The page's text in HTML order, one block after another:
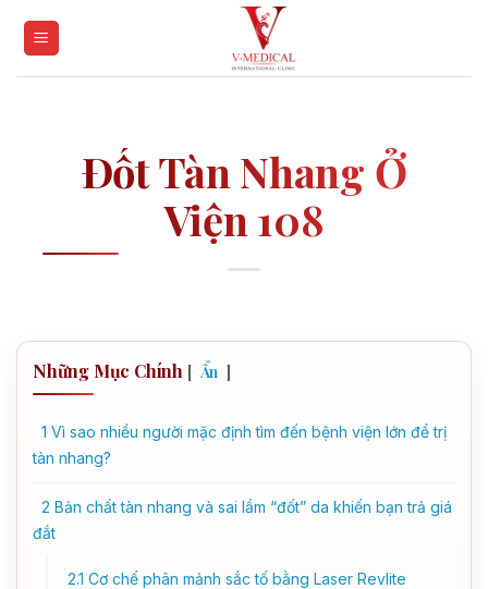
Đốt Tàn Nhang Ở
Viện 108
Những Mục Chính [ Ẩn ]
1 Vì sao nhiều người mặc định tìm đến bệnh viện lớn để trị
tàn nhang?
2 Bản chất tàn nhang và sai lầm “đốt” da khiến bạn trả giá
đắt
2.1 Cơ chế phân mảnh sắc tố bằng Laser Revlite